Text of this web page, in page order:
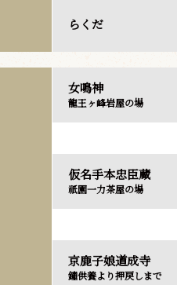
らくだ
女鳴神
龍王ヶ峰岩屋の場
仮名手本忠臣蔵
祇園一力茶屋の場
京鹿子娘道成寺
鐘供養より押戻しまで